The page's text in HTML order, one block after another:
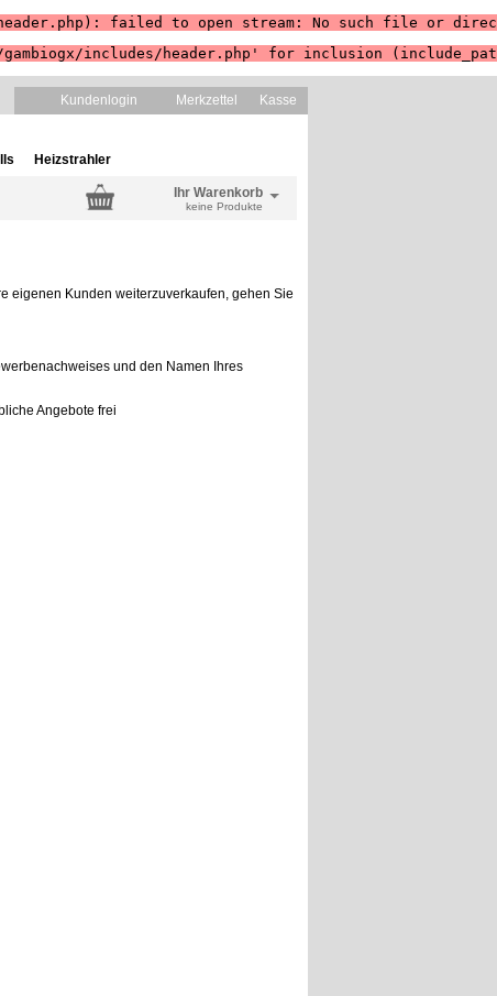
header.php): failed to open stream: No such file or
includes/header.php' for inclusion
Kundenlogin Merkzettel Kasse
Heizstrahler
Ihr Warenkorb
keine Produkte
eigenen Kunden weiterzuverkaufen, gehen Sie
und den Namen Ihres
Angebote frei